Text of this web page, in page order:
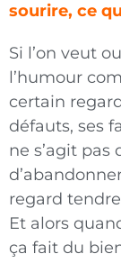
sourire, ce
Si l’on veut
l’humour
certain
défauts, ses
ne s’agit pas
regard
Et alors
ça fait du